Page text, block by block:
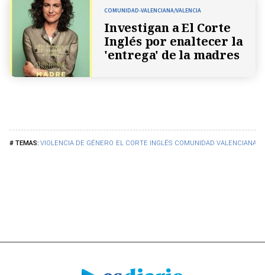
VIOLENCIA DE GÉNERO EL CORTE INGLÉS COMUNIDAD VALENCIANA
COMUNIDAD-VALENCIANA/VALENCIA
Investigan a El Corte
Inglés por enaltecer la
'entrega' de la madres